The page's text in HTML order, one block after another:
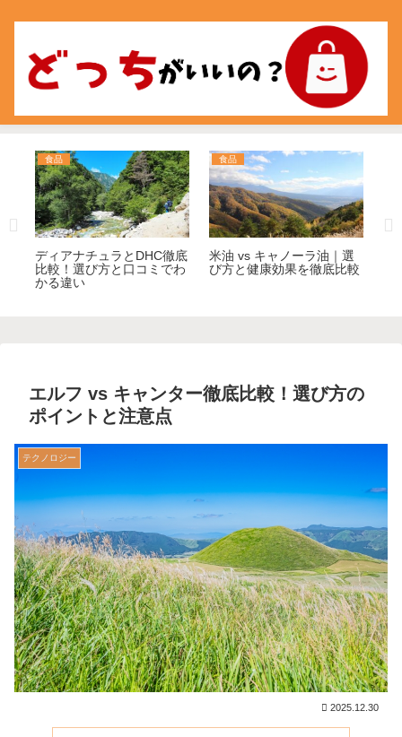
食品
ディアナチュラとDHC徹底
比較！選び方と口コミでわ
かる違い
食品
米油 vs キャノーラ油｜選
び方と健康効果を徹底比較
エルフ vs キャンター徹底比較！選び方の
ポイントと注意点
テクノロジー
2025.12.30